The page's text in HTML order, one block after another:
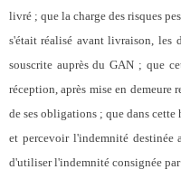
livré ; que la charge des risques
s'était réalisé avant livraison, les
souscrite auprès du GAN ; que
réception, après mise en
de ses obligations ; que dans
et percevoir l'indemnité
d'utiliser l'indemnité consignée